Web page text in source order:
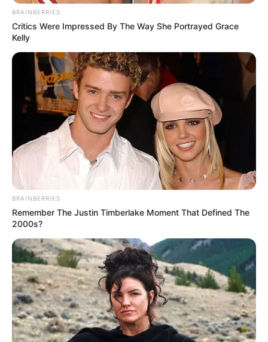
για γυναίκα
Η δίδυμη παραλία-έκπληξη της Εύβοιας: Μια
λωρίδα άμμου με θάλασσα και στις δύο
πλευρές, 90 λεπτά από Χαλκίδα
Ώρες αγωνίας για άντρα από την Εύβοια
ύστερα από τροχαίο
Ακολουθήστε το evianews.com στοGoogle
News
ΤΑ ΠΙΟ ΔΗΜΟΦΙΛΗ
BRAINBERRIES
Critics Were Impressed By The Way She Portrayed Grace
Kelly
BRAINBERRIES
Remember The Justin Timberlake Moment That Defined The
2000s?